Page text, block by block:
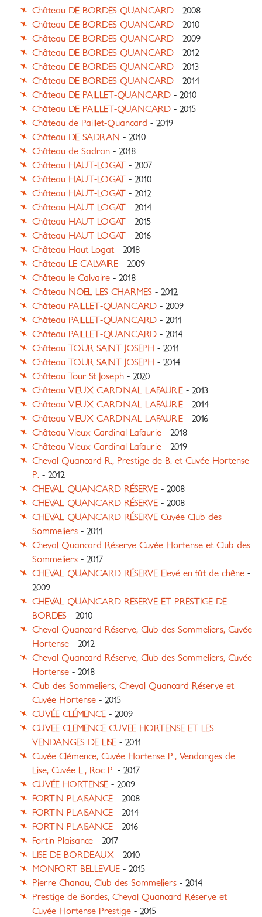
Château DE BORDES-QUANCARD - 2008
Château DE BORDES-QUANCARD - 2010
Château DE BORDES-QUANCARD - 2009
Château DE BORDES-QUANCARD - 2012
Château DE BORDES-QUANCARD - 2013
Château DE BORDES-QUANCARD - 2014
Château DE PAILLET-QUANCARD - 2010
Château DE PAILLET-QUANCARD - 2015
Château de Paillet-Quancard - 2019
Château DE SADRAN - 2010
Château de Sadran - 2018
Château HAUT-LOGAT - 2007
Château HAUT-LOGAT - 2010
Château HAUT-LOGAT - 2012
Château HAUT-LOGAT - 2014
Château HAUT-LOGAT - 2015
Château HAUT-LOGAT - 2016
Château Haut-Logat - 2018
Château LE CALVAIRE - 2009
Château le Calvaire - 2018
Château NOEL LES CHARMES - 2012
Château PAILLET-QUANCARD - 2009
Château PAILLET-QUANCARD - 2011
Château PAILLET-QUANCARD - 2014
Château TOUR SAINT JOSEPH - 2011
Château TOUR SAINT JOSEPH - 2014
Château Tour St Joseph - 2020
Château VIEUX CARDINAL LAFAURIE - 2013
Château VIEUX CARDINAL LAFAURIE - 2014
Château VIEUX CARDINAL LAFAURIE - 2016
Château Vieux Cardinal Lafaurie - 2018
Château Vieux Cardinal Lafaurie - 2019
Cheval Quancard R., Prestige de B. et Cuvée Hortense
P. - 2012
CHEVAL QUANCARD RÉSERVE - 2008
CHEVAL QUANCARD RÉSERVE - 2008
CHEVAL QUANCARD RÉSERVE Cuvée Club des
Sommeliers - 2011
Cheval Quancard Réserve Cuvée Hortense et Club des
Sommeliers - 2017
CHEVAL QUANCARD RÉSERVE Elevé en fût de chêne -
2009
CHEVAL QUANCARD RESERVE ET PRESTIGE DE
BORDES - 2010
Cheval Quancard Réserve, Club des Sommeliers, Cuvée
Hortense - 2012
Cheval Quancard Réserve, Club des Sommeliers, Cuvée
Hortense - 2018
Club des Sommeliers, Cheval Quancard Réserve et
Cuvée Hortense - 2015
CUVÉE CLÉMENCE - 2009
CUVEE CLEMENCE CUVEE HORTENSE ET LES
VENDANGES DE LISE - 2011
Cuvée Clémence, Cuvée Hortense P., Vendanges de
Lise, Cuvée L., Roc P. - 2017
CUVÉE HORTENSE - 2009
FORTIN PLAISANCE - 2008
FORTIN PLAISANCE - 2014
FORTIN PLAISANCE - 2016
Fortin Plaisance - 2017
LISE DE BORDEAUX - 2010
MONFORT BELLEVUE - 2015
Pierre Chanau, Club des Sommeliers - 2014
Prestige de Bordes, Cheval Quancard Réserve et
Cuvée Hortense Prestige - 2015